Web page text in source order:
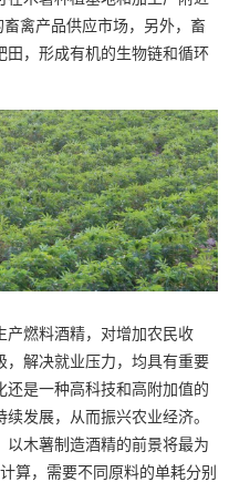
禽产品供应市场，另外，畜
田，形成有机的生物链和循环
产燃料酒精，对增加农民收
，解决就业压力，均具有重要
是一种高科技和高附加值的
发展，从而振兴农业经济。
木薯制造酒精的前景将最为
算，需要不同原料的单耗分别